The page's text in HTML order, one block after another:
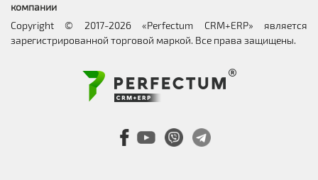
компании
Copyright © 2017-2026 «Perfectum CRM+ERP» является
зарегистрированной торговой маркой. Все права защищены.